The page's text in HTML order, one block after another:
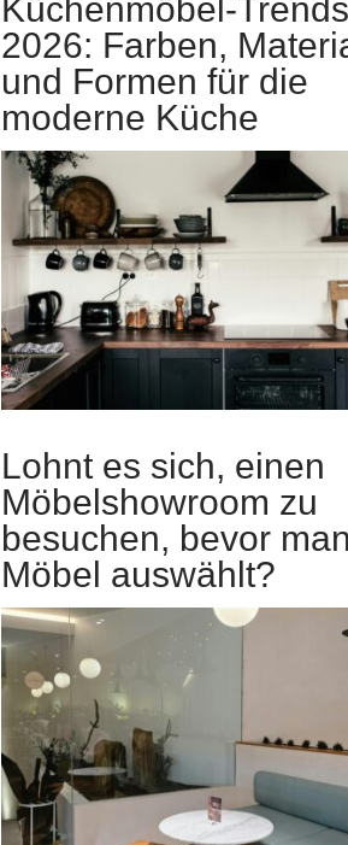
Küchenmöbel-Trends
2026: Farben,
und Formen für die
moderne Küche
Lohnt es sich, einen
Möbelshowroom zu
besuchen, bevor
Möbel auswählt?